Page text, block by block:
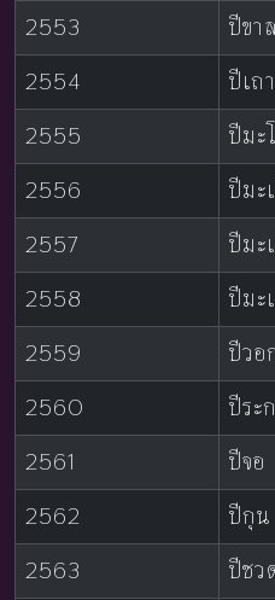
2553
ปีขาล
2554
ปีเถ
2555
ปีมะ
2556
ปีมะ
2557
ปีมะ
2558
ปีมะ
2559
ปีวอ
2560
ปีระ
2561
ปีจอ
2562
ปีกุน
2563
ปีชว